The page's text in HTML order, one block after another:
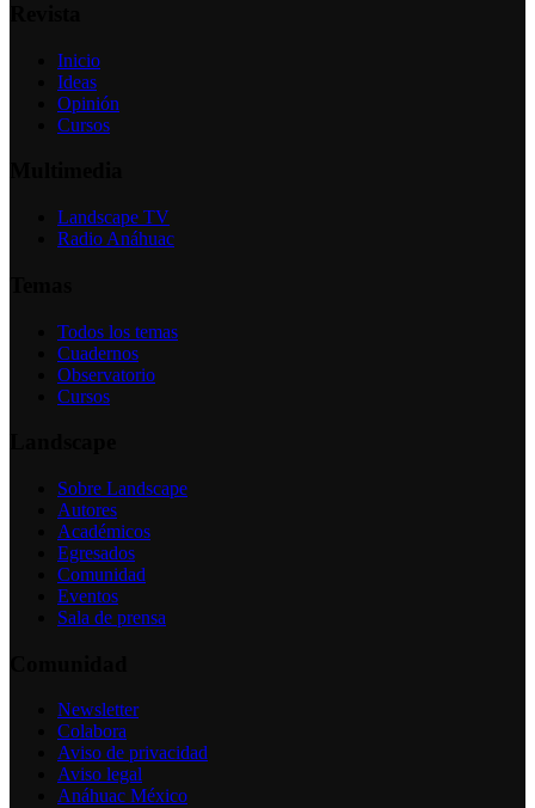
Inicio
Ideas
Opinión
Cursos
Landscape TV
Radio Anáhuac
Todos los temas
Cuadernos
Observatorio
Cursos
Sobre Landscape
Autores
Académicos
Egresados
Comunidad
Eventos
Sala de prensa
Newsletter
Colabora
Aviso de privacidad
Aviso legal
Anáhuac México